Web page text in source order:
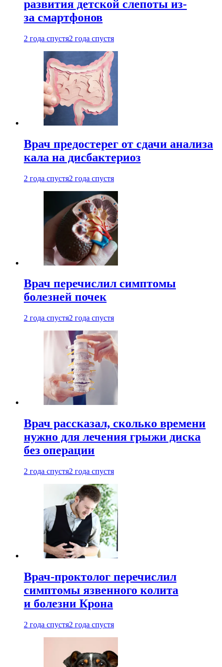
развития детской слепоты из-
за смартфонов
2 года спустя2 года спустя
Врач предостерег от сдачи анализа
кала на дисбактериоз
2 года спустя2 года спустя
Врач перечислил симптомы
болезней почек
2 года спустя2 года спустя
Врач рассказал, сколько времени
нужно для лечения грыжи диска
без операции
2 года спустя2 года спустя
Врач-проктолог перечислил
симптомы язвенного колита
и болезни Крона
2 года спустя2 года спустя